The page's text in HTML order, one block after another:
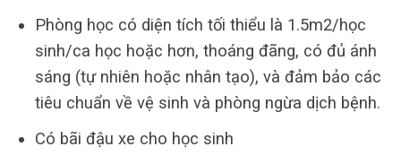
Phòng học có diện tích tối thiểu là 1.5m2/học
sinh/ca học hoặc hơn, thoáng đãng, có đủ ánh
sáng (tự nhiên hoặc nhân tạo), và đảm bảo các
tiêu chuẩn về vệ sinh và phòng ngừa dịch bệnh.
Có bãi đậu xe cho học sinh